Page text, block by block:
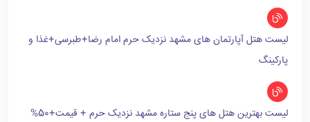
لیست هتل آپارتمان های مشهد نزدیک حرم امام رضا+طبرسی+غذا و
پارکینگ
لیست بهترین هتل های پنج ستاره مشهد نزدیک حرم + قیمت+50%